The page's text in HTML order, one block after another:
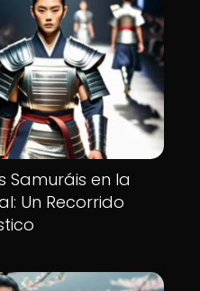
Samuráis en la
Un Recorrido